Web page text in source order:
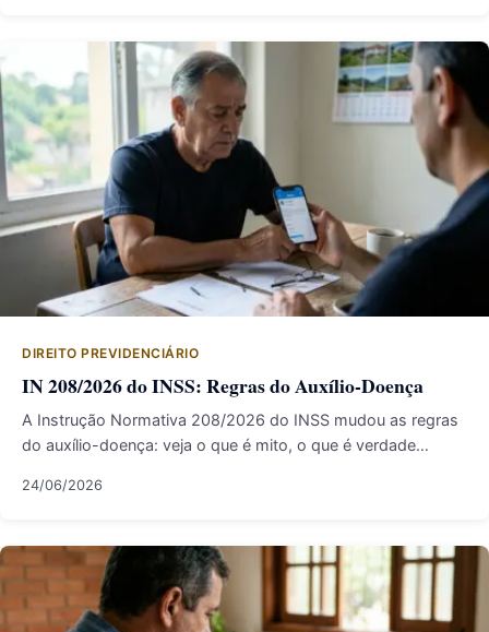
DIREITO PREVIDENCIÁRIO
IN 208/2026 do INSS: Regras do Auxílio-Doença
A Instrução Normativa 208/2026 do INSS mudou as regras
do auxílio-doença: veja o que é mito, o que é verdade…
24/06/2026